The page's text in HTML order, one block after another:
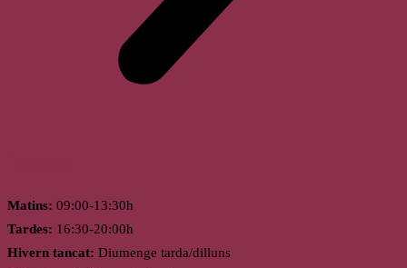
Matins: 09:00-13:30h
Tardes: 16:30-20:00h
Hivern tancat: Diumenge tarda/dilluns